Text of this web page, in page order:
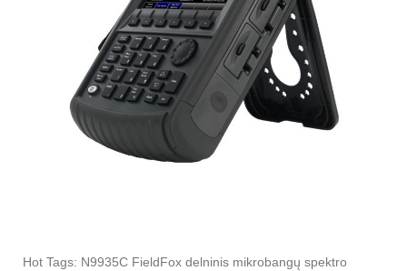
Hot Tags: N9935C FieldFox delninis mikrobangų spektro